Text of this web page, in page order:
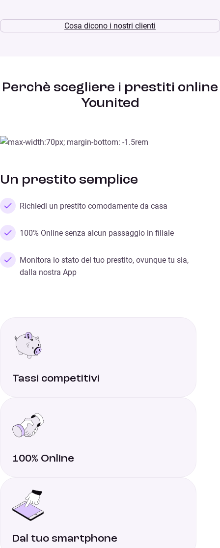
Cosa dicono i nostri clienti
Perchè scegliere i prestiti online
Younited
Un prestito semplice
Richiedi un prestito comodamente da casa
100% Online senza alcun passaggio in filiale
Monitora lo stato del tuo prestito, ovunque tu sia,
dalla nostra App
Tassi competitivi
100% Online
Dal tuo smartphone